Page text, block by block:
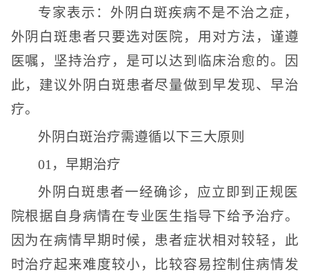
专家表示：外阴白斑疾病不是不治之症，
外阴白斑患者只要选对医院，用对方法，谨遵
医嘱，坚持治疗，是可以达到临床治愈的。因
此，建议外阴白斑患者尽量做到早发现、早治
疗。
外阴白斑治疗需遵循以下三大原则
01，早期治疗
外阴白斑患者一经确诊，应立即到正规医
院根据自身病情在专业医生指导下给予治疗。
因为在病情早期时候，患者症状相对较轻，此
时治疗起来难度较小，比较容易控制住病情发